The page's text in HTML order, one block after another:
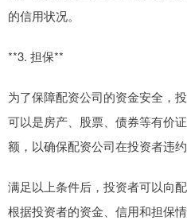
的信用状况。
**3. 担保**
为了保障配资公司的资金安全，
可以是房产、股票、债券等有价
额，以确保配资公司在投资者违约
满足以上条件后，投资者可以向
根据投资者的资金、信用和担保